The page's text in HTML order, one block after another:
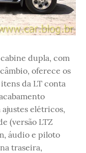
dupla, com
oferece os
da LT conta
elétricos,
(versão LTZ
áudio e piloto
traseira,